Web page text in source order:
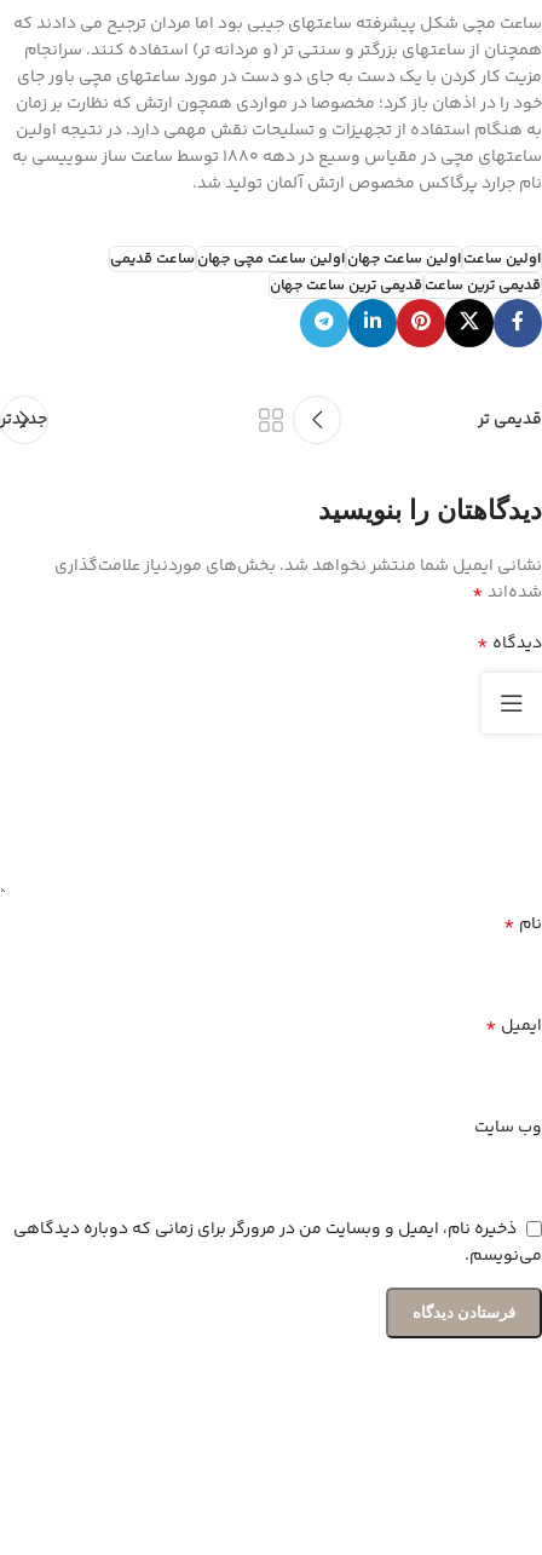
ساعت مچی شکل پیشرفته ساعتهای جیبی بود اما مردان ترجیح می دادند که
همچنان از ساعتهای بزرگتر و سنتی تر (و مردانه تر) استفاده کنند. سرانجام
مزیت کار کردن با یک دست به جای دو دست در مورد ساعتهای مچی باور جای
خود را در اذهان باز کرد؛ مخصوصا در مواردی همچون ارتش که نظارت بر زمان
به هنگام استفاده از تجهیزات و تسلیحات نقش مهمی دارد. در نتیجه اولین
ساعتهای مچی در مقیاس وسیع در دهه ۱۸۸۰ توسط ساعت ساز سوییسی به
نام جرارد پرگاکس مخصوص ارتش آلمان تولید شد.
اولین ساعتاولین ساعت جهاناولین ساعت مچی جهانساعت قدیمی
قدیمی ترین ساعتقدیمی ترین ساعت جهان
جدیدتر قدیمی تر
دیدگاهتان را بنویسید
نشانی ایمیل شما منتشر نخواهد شد. بخش‌های موردنیاز علامت‌گذاری
شده‌اند*
دیدگاه *
نام *
ایمیل *
وب‌ سایت
ذخیره نام، ایمیل و وبسایت من در مرورگر برای زمانی که دوباره دیدگاهی
می‌نویسم.